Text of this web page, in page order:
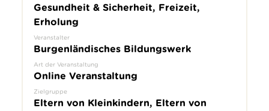
Gesundheit & Sicherheit, Freizeit,
Erholung
Veranstalter
Burgenländisches Bildungswerk
Art der Veranstaltung
Online Veranstaltung
Zielgruppe
Eltern von Kleinkindern, Eltern von